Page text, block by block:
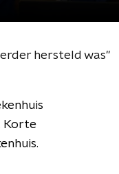
hersteld was''
Korte